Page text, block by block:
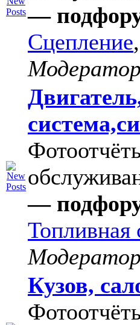
—
Сцепление,
—
Топливная
Кузов,